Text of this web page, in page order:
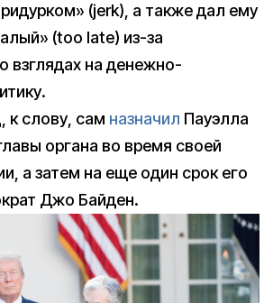
(jerk), а также дал ему
(too late) из-за
взглядах на денежно-
к слову, сам назначил Пауэлла
органа во время своей
а затем на еще один срок его
Джо Байден.